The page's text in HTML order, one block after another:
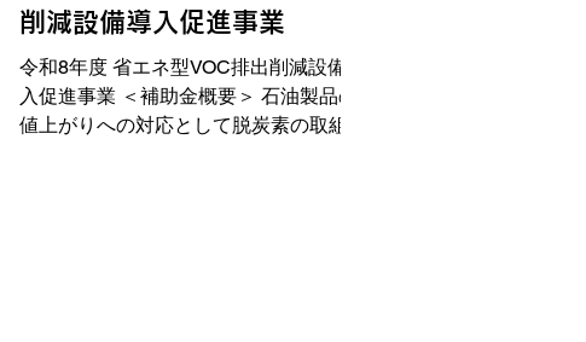
削減設備導入促進事業
令和8年度 省エネ型VOC排出削減設備導
入促進事業 ＜補助金概要＞ 石油製品の
値上がりへの対応として脱炭素の取組を